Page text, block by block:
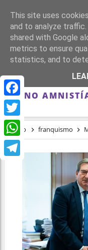
Facebook
Twitter
WhatsApp
“EN ESPAÑA
CRÍMENES DEL
77 NO
Inicio franquismo
This site uses
and to analyze traffic.
shared with Google
metrics to ensure
statistics, and to